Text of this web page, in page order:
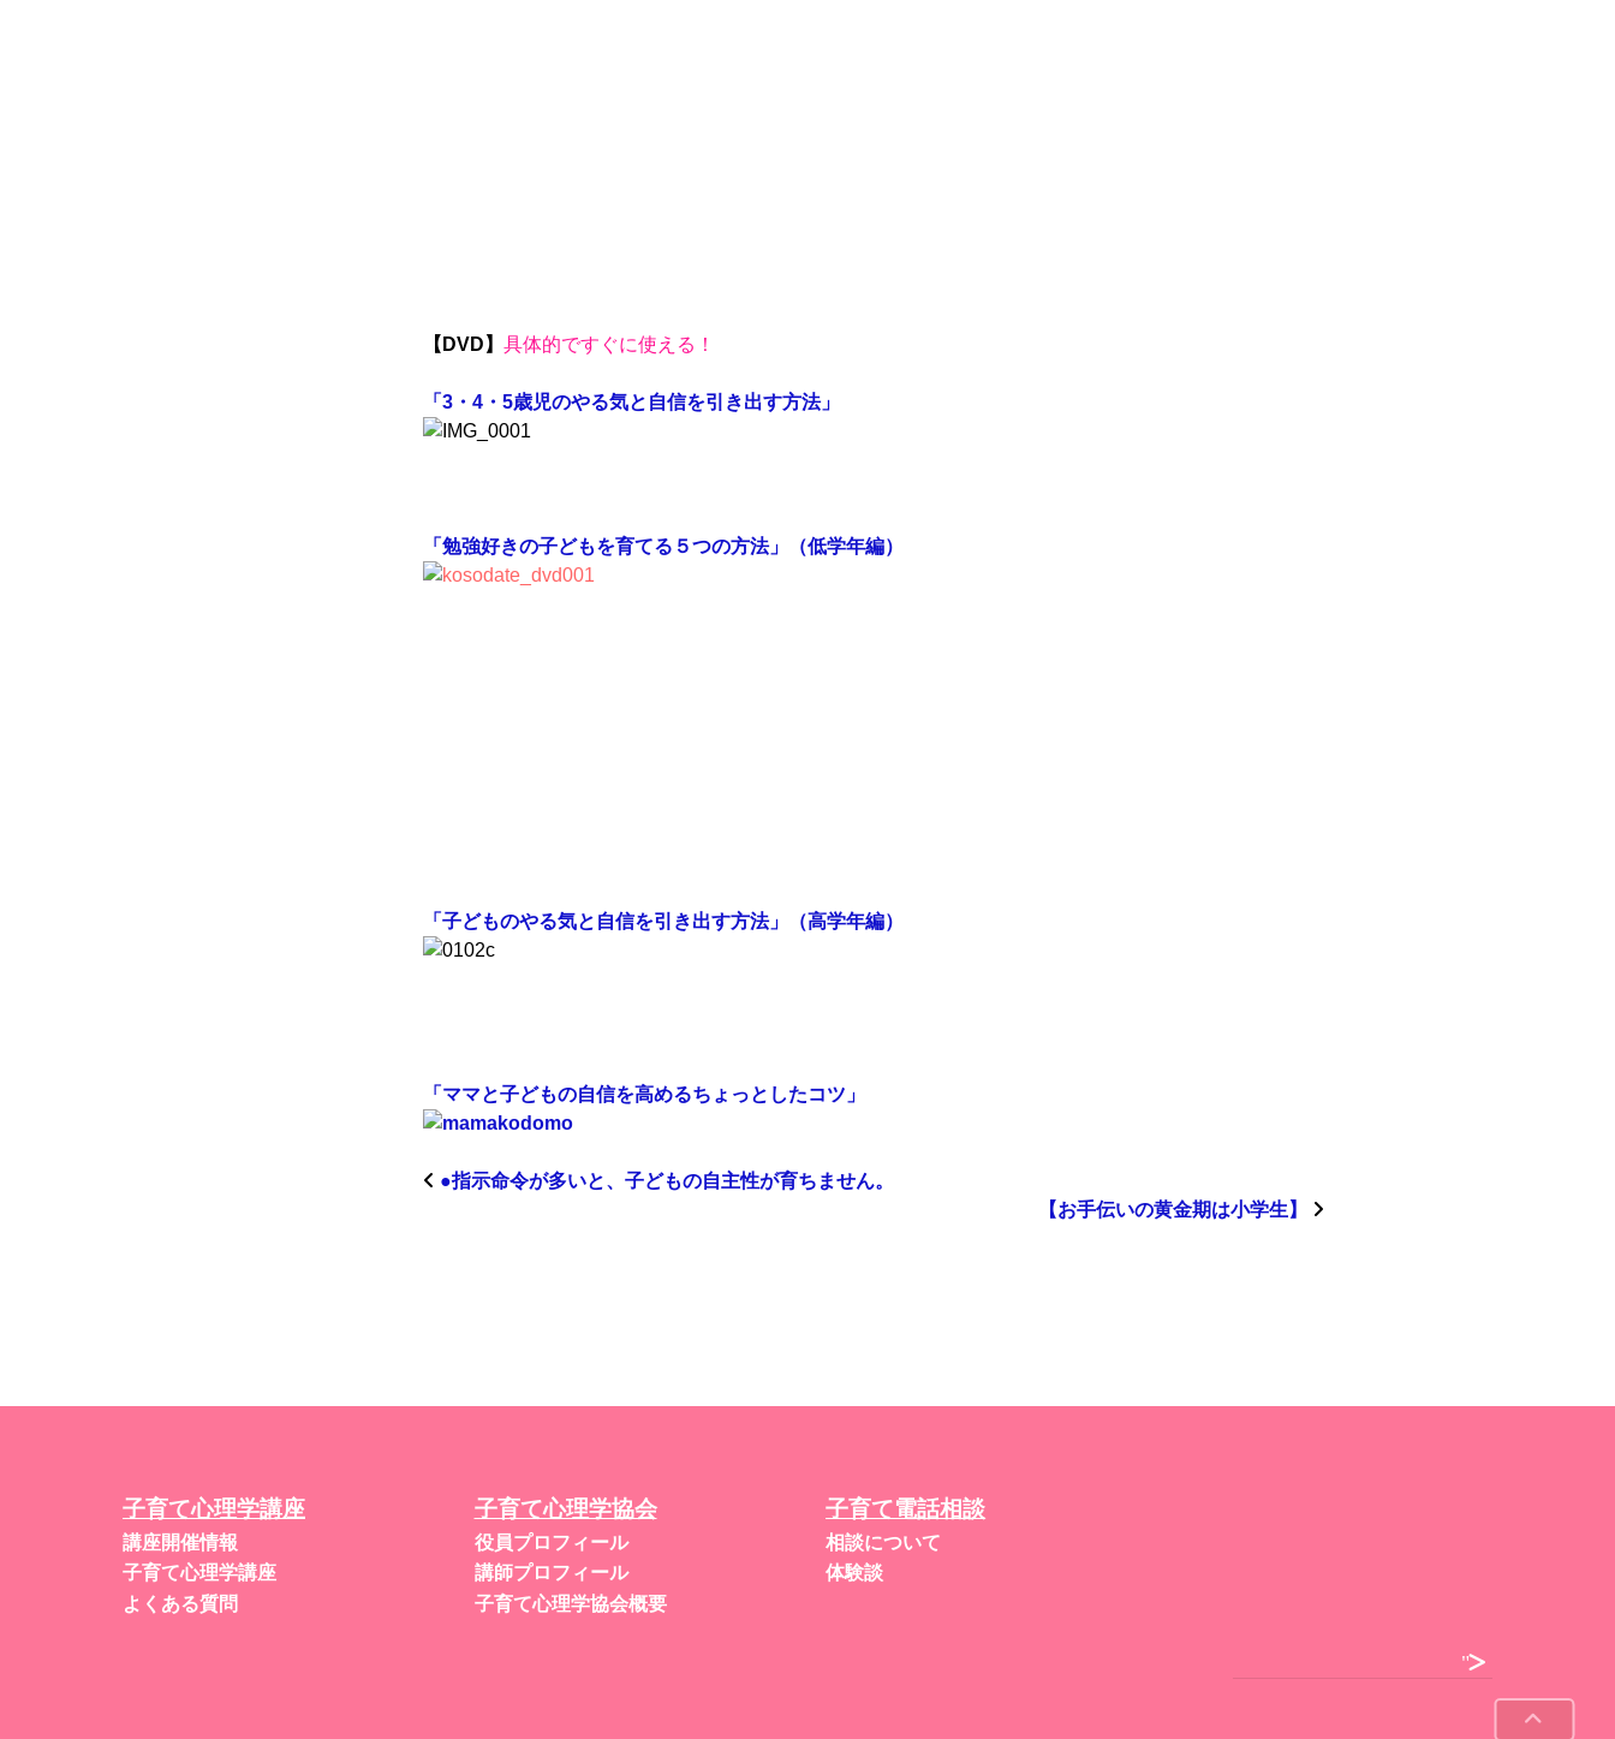
【DVD】 具体的ですぐに使える！
「3・4・5歳児のやる気と自信を引き出す方法」
「勉強好きの子どもを育てる５つの方法」（低学年編）
「子どものやる気と自信を引き出す方法」（高学年編）
「ママと子どもの自信を高めるちょっとしたコツ」
●指示命令が多いと、子どもの自主性が育ちません。
【お手伝いの黄金期は小学生】
子育て心理学講座
講座開催情報
子育て心理学講座
よくある質問
子育て心理学協会
役員プロフィール
講師プロフィール
子育て心理学協会概要
子育て電話相談
相談について
体験談
">